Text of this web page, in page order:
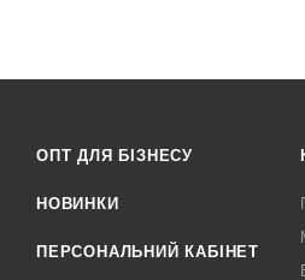
ОПТ ДЛЯ БІЗНЕСУ
НОВИНКИ
ПЕРСОНАЛЬНИЙ КАБІНЕТ